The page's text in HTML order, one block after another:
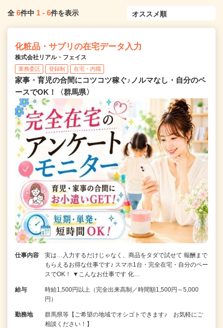
全 6件中 1 - 6件を表示
化粧品・サプリの在宅データ入力
株式会社リアル・フェイス
業務委託 登録制 在宅・内職
家事・育児の合間にコツコツ稼ぐ♪ノルマなし・自分のペ
ースでOK！〈群馬県〉
仕事内容
実は…入力するだけじゃなく、商品をタダで試せて 報酬まで
もらえるお得な仕事です♪ スマホ1台・完全在宅・自分のペー
スでOK！ ▼こんなお仕事です 化…
給与
時給1,500円以上（完全出来高制／時間額1,500円～5,000
円）
勤務地
群馬県等【ご希望の地域でオシゴトできます♪ お気軽にご
相談ください！】